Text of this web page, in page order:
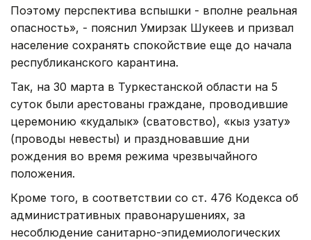
Поэтому перспектива вспышки - вполне реальная
опасность», - пояснил Умирзак Шукеев и призвал
население сохранять спокойствие еще до начала
республиканского карантина.
Так, на 30 марта в Туркестанской области на 5
суток были арестованы граждане, проводившие
церемонию «кудалык» (сватовство), «кыз узату»
(проводы невесты) и праздновавшие дни
рождения во время режима чрезвычайного
положения.
Кроме того, в соответствии со ст. 476 Кодекса об
административных правонарушениях, за
несоблюдение санитарно-эпидемиологических